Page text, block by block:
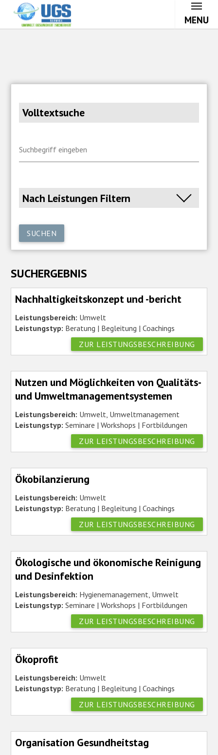
MENU
Volltextsuche
Suchbegriff eingeben
Nach Leistungen Filtern
SUCHEN
SUCHERGEBNIS
Nachhaltigkeitskonzept und -bericht
Leistungsbereich: Umwelt
Leistungstyp: Beratung | Begleitung | Coachings
ZUR LEISTUNGSBESCHREIBUNG
Nutzen und Möglichkeiten von Qualitäts-
und Umweltmanagementsystemen
Leistungsbereich: Umwelt, Umweltmanagement
Leistungstyp:Seminare | Workshops | Fortbildungen
ZUR LEISTUNGSBESCHREIBUNG
Ökobilanzierung
Leistungsbereich: Umwelt
Leistungstyp: Beratung | Begleitung | Coachings
ZUR LEISTUNGSBESCHREIBUNG
Ökologische und ökonomische Reinigung
und Desinfektion
Leistungsbereich: Hygienemanagement, Umwelt
Leistungstyp:Seminare | Workshops | Fortbildungen
ZUR LEISTUNGSBESCHREIBUNG
Ökoprofit
Leistungsbereich: Umwelt
Leistungstyp: Beratung | Begleitung | Coachings
ZUR LEISTUNGSBESCHREIBUNG
Organisation Gesundheitstag